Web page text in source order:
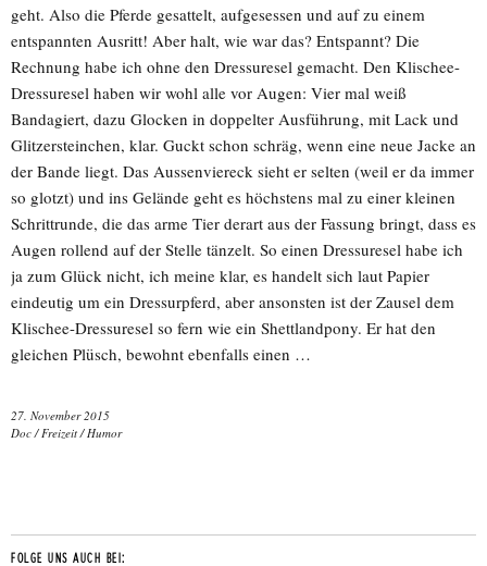
geht. Also die Pferde gesattelt, aufgesessen und auf zu einem
entspannten Ausritt! Aber halt, wie war das? Entspannt? Die
Rechnung habe ich ohne den Dressuresel gemacht. Den Klischee-
Dressuresel haben wir wohl alle vor Augen: Vier mal weiß
Bandagiert, dazu Glocken in doppelter Ausführung, mit Lack und
Glitzersteinchen, klar. Guckt schon schräg, wenn eine neue Jacke an
der Bande liegt. Das Aussenviereck sieht er selten (weil er da immer
so glotzt) und ins Gelände geht es höchstens mal zu einer kleinen
Schrittrunde, die das arme Tier derart aus der Fassung bringt, dass es
Augen rollend auf der Stelle tänzelt. So einen Dressuresel habe ich
ja zum Glück nicht, ich meine klar, es handelt sich laut Papier
eindeutig um ein Dressurpferd, aber ansonsten ist der Zausel dem
Klischee-Dressuresel so fern wie ein Shettlandpony. Er hat den
gleichen Plüsch, bewohnt ebenfalls einen …
27. November 2015
Doc / Freizeit / Humor
FOLGE UNS AUCH BEI: